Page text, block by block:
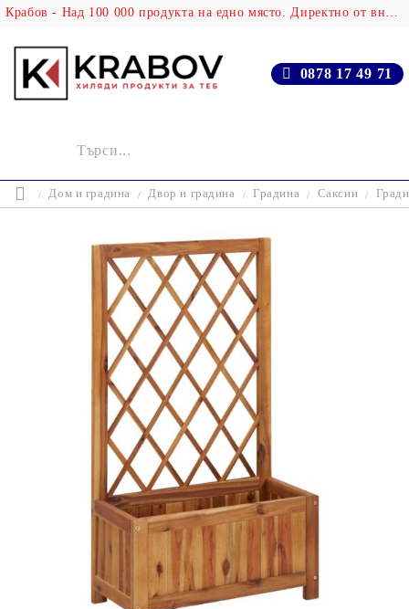
Крабов - Над 100 000 продукта на едно място. Директно от вносителя!
0878 17 49 71
Дом и градина Двор и градина Градина Саксии